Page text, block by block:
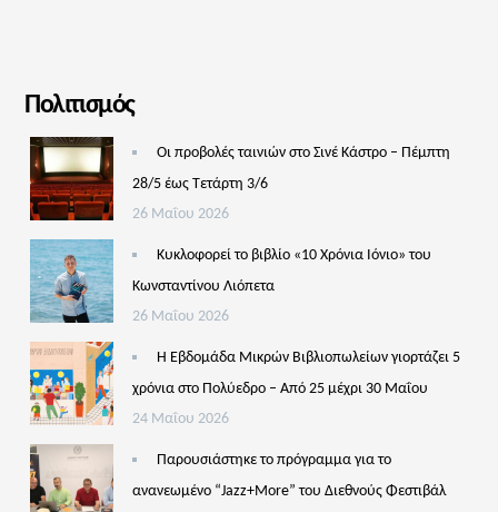
Πολιτισμός
Οι προβολές ταινιών στο Σινέ Κάστρο – Πέμπτη
28/5 έως Τετάρτη 3/6
26 Μαΐου 2026
Κυκλοφορεί το βιβλίο «10 Χρόνια Ιόνιο» του
Κωνσταντίνου Λιόπετα
26 Μαΐου 2026
Η Εβδομάδα Μικρών Βιβλιοπωλείων γιορτάζει 5
χρόνια στο Πολύεδρο – Από 25 μέχρι 30 Μαΐου
24 Μαΐου 2026
Παρουσιάστηκε το πρόγραμμα για το
ανανεωμένο “Jazz+More” του Διεθνούς Φεστιβάλ